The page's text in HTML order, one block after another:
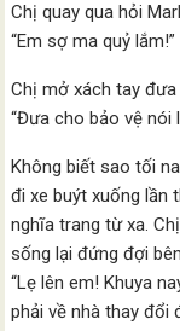
Chị quay qua hỏi
“Em sợ ma quỷ lắm!”
Chị mở xách tay đưa
“Đưa cho bảo vệ nói
Không biết sao tối
đi xe buýt xuống lần
nghĩa trang từ xa.
sống lại đứng đợi
“Lẹ lên em! Khuya
phải về nhà thay đổi